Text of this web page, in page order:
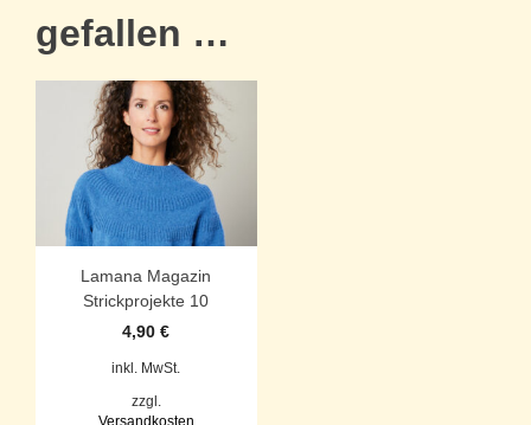
gefallen …
Lamana Magazin
Strickprojekte 10
4,90€
inkl. MwSt.
zzgl.
Versandkosten